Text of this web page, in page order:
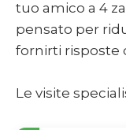
tuo amico a 4
pensato per
fornirti risposte
Le visite